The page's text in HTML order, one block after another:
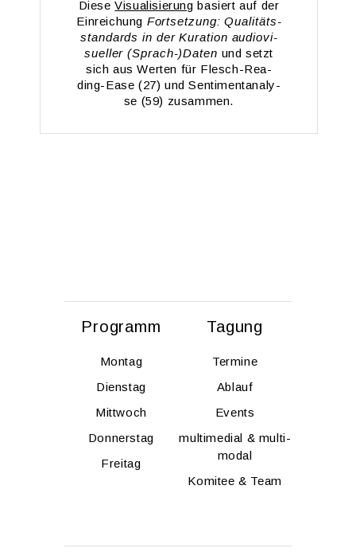
DieseVi­sua­li­sie­rung ba­siert auf der
Ein­rei­chung Fort­set­zung: Qua­li­täts­
stan­dards in der Ku­ra­ti­on au­dio­vi­
su­el­ler (Sprach-)Daten und setzt
sich aus Wer­ten für Flesch-Rea­
ding-Ea­se (27) und Sen­ti­men­t­ana­ly­
se (59) zu­sam­men.
Pro­gramm
Mon­tag
Diens­tag
Mitt­woch
Don­ners­tag
Frei­tag
Ta­gung
Ter­mi­ne
Ab­lauf
Events
mul­ti­me­di­al & mul­ti­
modal
Ko­mi­tee & Team